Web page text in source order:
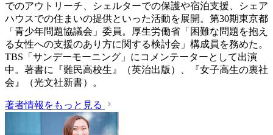
でのアウトリーチ、シェルターでの保護や宿泊支援、シェア
ハウスでの住まいの提供といった活動を展開。第30期東京都
「青少年問題協議会」委員。厚生労働省「困難な問題を抱え
る女性への支援のあり方に関する検討会」構成員を務めた。
TBS「サンデーモーニング」にコメンテーターとして出演
中。著書に『難民高校生』（英治出版）、『女子高生の裏社
会』（光文社新書）。
著者情報をもっと見る